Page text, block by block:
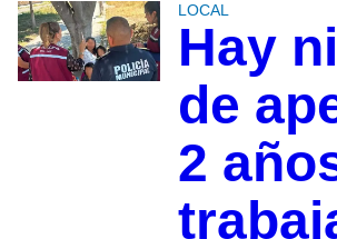
LOCAL
Hay
de
2